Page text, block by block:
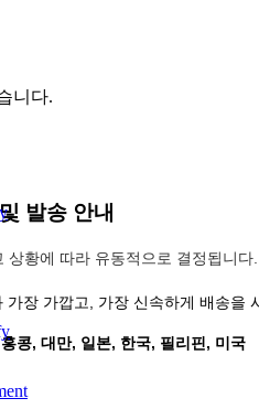
니다.
발송 안내
상황에 따라 유동적으로 결정됩니
가장 가깝고, 가장 신속하게 배송을
홍콩, 대만, 일본, 한국, 필리핀, 미국